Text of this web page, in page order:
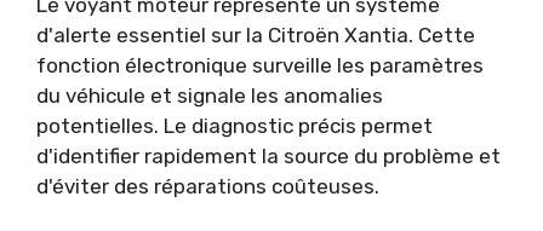
d'alerte essentiel sur la Citroën Xantia. Cette
fonction électronique surveille les paramètres
du véhicule et signale les anomalies
potentielles. Le diagnostic précis permet
d'identifier rapidement la source du problème et
d'éviter des réparations coûteuses.